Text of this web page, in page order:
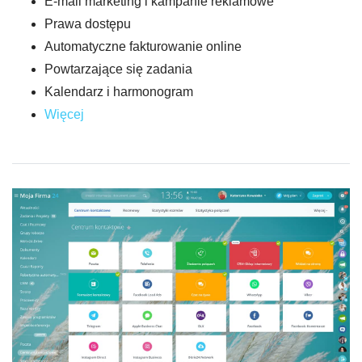
Prawa dostępu
Automatyczne fakturowanie online
Powtarzające się zadania
Kalendarz i harmonogram
Więcej